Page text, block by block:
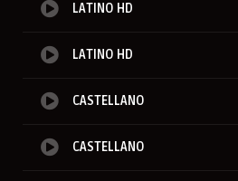
LATINO HD
LATINO HD
CASTELLANO
CASTELLANO